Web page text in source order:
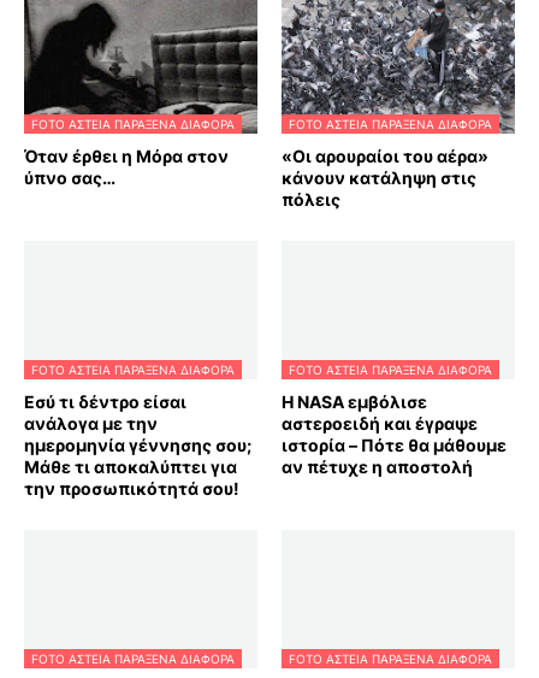
FOTO ΑΣΤΕΙΑ ΠΑΡΑΞΕΝΑ ΔΙΑΦΟΡΑ
Όταν έρθει η Μόρα στον
ύπνο σας…
FOTO ΑΣΤΕΙΑ ΠΑΡΑΞΕΝΑ ΔΙΑΦΟΡΑ
«Οι αρουραίοι του αέρα»
κάνουν κατάληψη στις
πόλεις
FOTO ΑΣΤΕΙΑ ΠΑΡΑΞΕΝΑ ΔΙΑΦΟΡΑ
Εσύ τι δέντρο είσαι
ανάλογα με την
ημερομηνία γέννησης σου;
Μάθε τι αποκαλύπτει για
την προσωπικότητά σου!
FOTO ΑΣΤΕΙΑ ΠΑΡΑΞΕΝΑ ΔΙΑΦΟΡΑ
Η NASA εμβόλισε
αστεροειδή και έγραψε
ιστορία – Πότε θα μάθουμε
αν πέτυχε η αποστολή
FOTO ΑΣΤΕΙΑ ΠΑΡΑΞΕΝΑ ΔΙΑΦΟΡΑ FOTO ΑΣΤΕΙΑ ΠΑΡΑΞΕΝΑ ΔΙΑΦΟΡΑ